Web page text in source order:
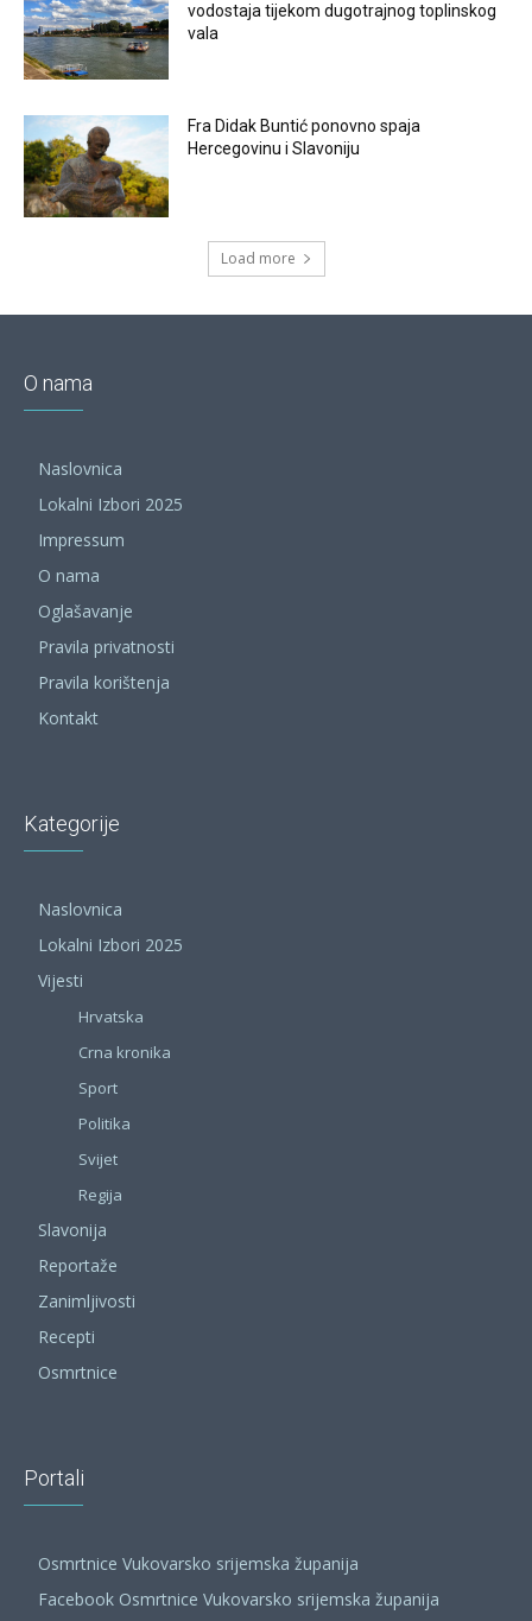
vodostaja tijekom dugotrajnog toplinskog
vala
Fra Didak Buntić ponovno spaja
Hercegovinu i Slavoniju
Load more
O nama
Naslovnica
Lokalni Izbori 2025
Impressum
O nama
Oglašavanje
Pravila privatnosti
Pravila korištenja
Kontakt
Kategorije
Naslovnica
Lokalni Izbori 2025
Vijesti
Hrvatska
Crna kronika
Sport
Politika
Svijet
Regija
Slavonija
Reportaže
Zanimljivosti
Recepti
Osmrtnice
Portali
Osmrtnice Vukovarsko srijemska županija
Facebook Osmrtnice Vukovarsko srijemska županija